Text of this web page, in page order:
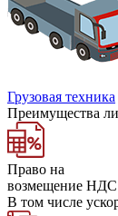
Грузовая техника
Преимущества
Право на
возмещение НДС
В том числе